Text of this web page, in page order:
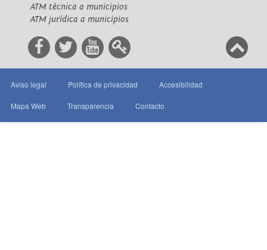
ATM técnica a municipios
ATM jurídica a municipios
Aviso legal Política de privacidad Accesibilidad
Mapa Web Transparencia Contacto